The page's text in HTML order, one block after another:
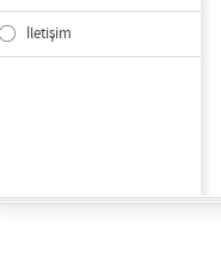
İletişim